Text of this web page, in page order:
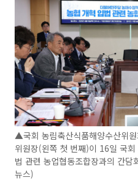
▲국회 농림축산식품해양수산위
위원장(왼쪽 첫 번째)이 16일 국
법 관련 농업협동조합장과의 간
뉴스)